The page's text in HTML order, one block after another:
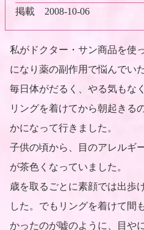
掲載
2008-10-06
私がドクター・サン商品を使
になり薬の副作用で悩んでい
毎日体がだるく、やる気もな
リングを着けてから朝起きる
かになって行きました。
子供の頃から、目のアレルギ
が茶色くなっていました。
歳を取るごとに素顔では出歩
した。でもリングを着けて間
かったのが嘘のように、目や